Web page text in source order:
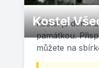
Kostel
Kostel je
památkou.
můžete na